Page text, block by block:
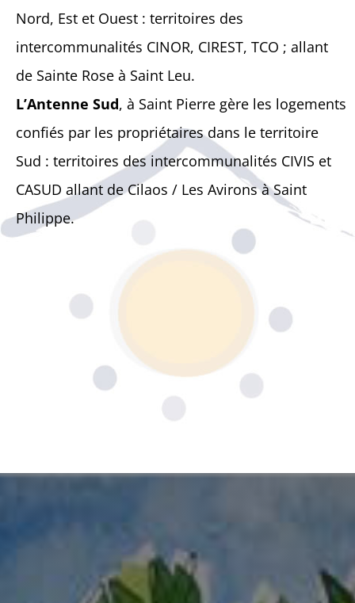
Nord, Est et Ouest : territoires des
intercommunalités CINOR, CIREST, TCO ; allant
de Sainte Rose à Saint Leu.
L’Antenne Sud, à Saint Pierre gère les logements
confiés par les propriétaires dans le territoire
Sud : territoires des intercommunalités CIVIS et
CASUD allant de Cilaos / Les Avirons à Saint
Philippe.